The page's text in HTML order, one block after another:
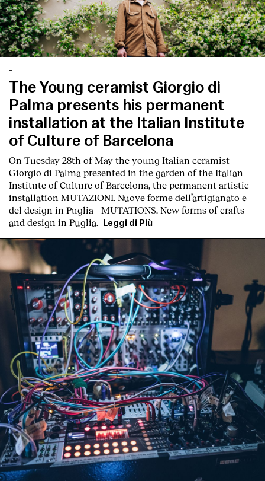
-
The Young ceramist Giorgio di
Palma presents his permanent
installation at the Italian Institute
of Culture of Barcelona
On Tuesday 28th of May the young Italian ceramist
Giorgio di Palma presented in the garden of the Italian
Institute of Culture of Barcelona, the permanent artistic
installation MUTAZIONI. Nuove forme dell’artigianato e
del design in Puglia - MUTATIONS. New forms of crafts
and design in Puglia.
Leggi di Più